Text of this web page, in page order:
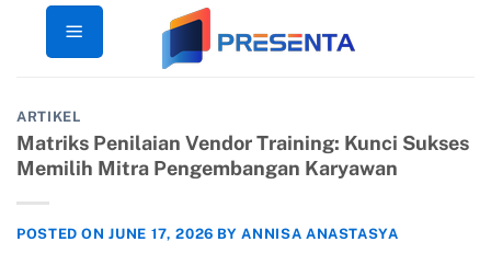
ARTIKEL
Matriks Penilaian Vendor Training: Kunci Sukses
Memilih Mitra Pengembangan Karyawan
POSTED ONJUNE 17, 2026 BYANNISA ANASTASYA